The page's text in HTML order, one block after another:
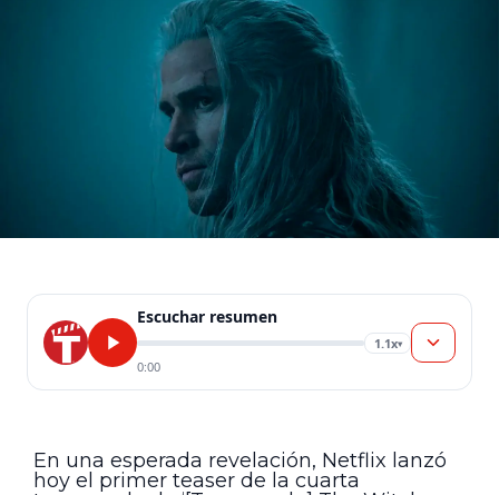
Escuchar resumen
1.1x▾
0:00
En una esperada revelación, Netflix lanzó
hoy el primer teaser de la cuarta